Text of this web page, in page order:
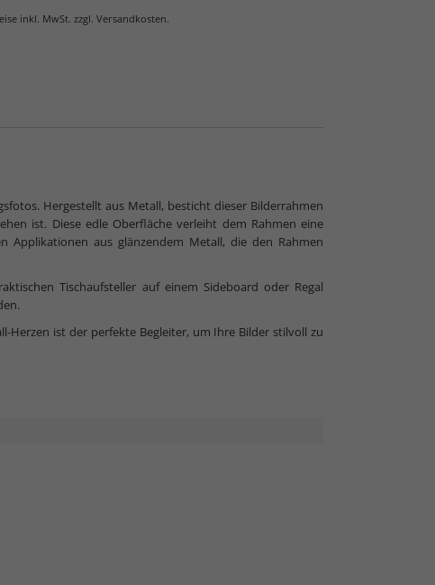
zum Normalglas
inkl. MwSt. zzgl. Versandkosten.
Hergestellt aus Metall, besticht dieser Bilderrahmen
ist. Diese edle Oberfläche verleiht dem Rahmen eine
Applikationen aus glänzendem Metall, die den Rahmen
Tischaufsteller auf einem Sideboard oder Regal
ist der perfekte Begleiter, um Ihre Bilder stilvoll zu